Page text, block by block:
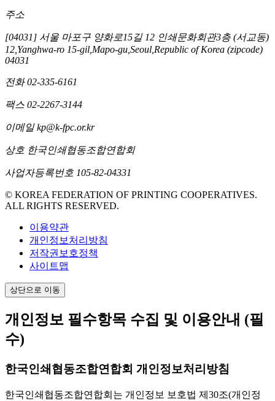
주소
[04031] 서울 마포구 양화로15길 12 인쇄문화회관3층 (서교동)
12,Yanghwa-ro 15-gil,Mapo-gu,Seoul,Republic of Korea (zipcode)
04031
전화 02-335-6161
팩스 02-2267-3144
이메일 kp@k-fpc.or.kr
상호 한국인쇄협동조합연합회
사업자등록번호 105-82-04331
© KOREA FEDERATION OF PRINTING COOPERATIVES.
ALL RIGHTS RESERVED.
이용약관
개인정보처리방침
저작권보호정책
사이트맵
상단으로 이동
개인정보 필수항목 수집 및 이용안내 (필
수)
한국인쇄협동조합연합회 개인정보처리방침
한국인쇄협동조합연합회는 개인정보 보호법 제30조(개인정